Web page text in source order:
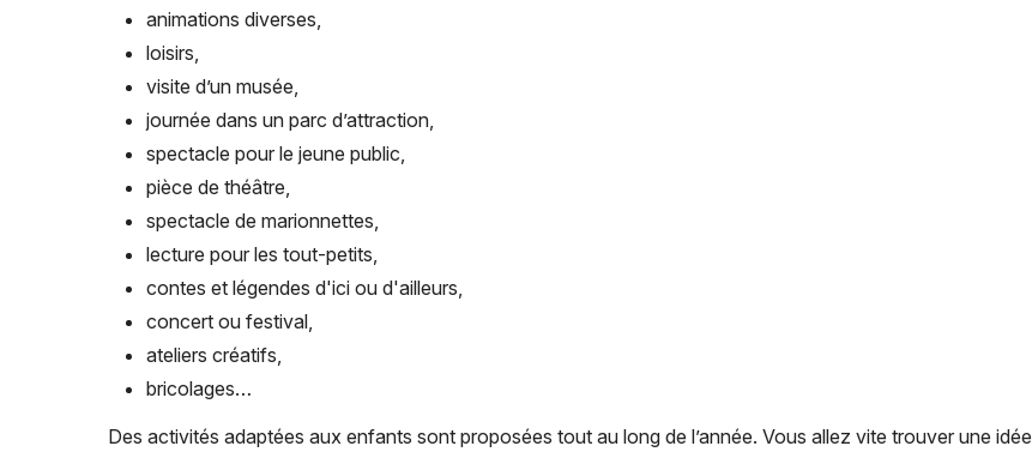
animations diverses,
loisirs,
visite d’un musée,
journée dans un parc d’attraction,
spectacle pour le jeune public,
pièce de théâtre,
spectacle de marionnettes,
lecture pour les tout-petits,
contes et légendes d'ici ou d'ailleurs,
concert ou festival,
ateliers créatifs,
bricolages…
Des activités adaptées aux enfants sont proposées tout au long de l’année. Vous allez vite trouver une idée